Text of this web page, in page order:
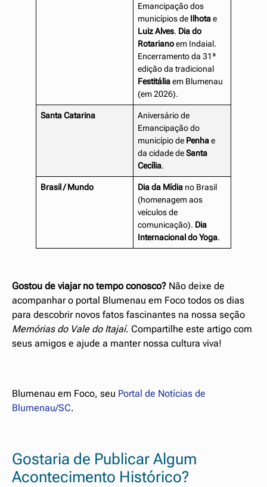
Emancipação dos
municípios de Ilhotae
Luiz Alves. Dia do
Rotarianoem Indaial.
Encerramento da 31ª
edição da tradicional
Festitáliaem Blumenau
(em 2026).
Santa Catarina
Aniversário de
Emancipação do
município de Penhae
da cidade deSanta
Cecília.
Brasil / Mundo Dia da Mídia no Brasil
(homenagem aos
veículos de
comunicação). Dia
Internacional do Yoga.
Gostou de viajar no tempo conosco? Não deixe de
acompanhar o portal Blumenau em Foco todos os dias
para descobrir novos fatos fascinantes na nossa seção
Memórias do Vale do Itajaí. Compartilhe este artigo com
seus amigos e ajude a manter nossa cultura viva!
Blumenau em Foco, seu Portal de Notícias de
Blumenau/SC.
Gostaria de Publicar Algum
Acontecimento Histórico?